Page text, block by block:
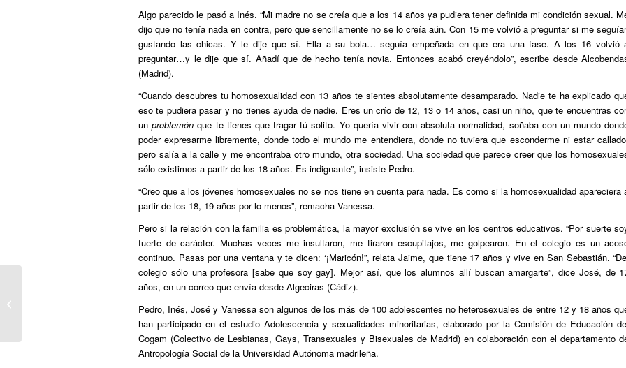
Algo parecido le pasó a Inés. “Mi madre no se creía que a los 14 años ya pudiera tener definida mi condición sexual.
dijo que no tenía nada en contra, pero que sencillamente no se lo creía aún. Con 15 me volvió a preguntar si me
gustando las chicas. Y le dije que sí. Ella a su bola… seguía empeñada en que era una fase. A los 16 volvió
preguntar…y le dije que sí. Añadí que de hecho tenía novia. Entonces acabó creyéndolo”, escribe desde
(Madrid).
“Cuando descubres tu homosexualidad con 13 años te sientes absolutamente desamparado. Nadie te ha explicado
eso te pudiera pasar y no tienes ayuda de nadie. Eres un crío de 12, 13 o 14 años, casi un niño, que te encuentras
unproblemón que te tienes que tragar tú solito. Yo quería vivir con absoluta normalidad, soñaba con un mundo
poder expresarme libremente, donde todo el mundo me entendiera, donde no tuviera que esconderme ni estar
pero salía a la calle y me encontraba otro mundo, otra sociedad. Una sociedad que parece creer que los
sólo existimos a partir de los 18 años. Es indignante”, insiste Pedro.
“Creo que a los jóvenes homosexuales no se nos tiene en cuenta para nada. Es como si la homosexualidad apareciera
partir de los 18, 19 años por lo menos”, remacha Vanessa.
Pero si la relación con la familia es problemática, la mayor exclusión se vive en los centros educativos. “Por suerte
fuerte de carácter. Muchas veces me insultaron, me tiraron escupitajos, me golpearon. En el colegio es un
continuo. Pasas por una ventana y te dicen: ‘¡Maricón!”, relata Jaime, que tiene 17 años y vive en San Sebastián.
colegio sólo una profesora [sabe que soy gay]. Mejor así, que los alumnos allí buscan amargarte”, dice José, de
años, en un correo que envía desde Algeciras (Cádiz).
Pedro, Inés, José y Vanessa son algunos de los más de 100 adolescentes no heterosexuales de entre 12 y 18 años
han participado en el estudio Adolescencia y sexualidades minoritarias, elaborado por la Comisión de Educación
Cogam (Colectivo de Lesbianas, Gays, Transexuales y Bisexuales de Madrid) en colaboración con el departamento
Antropología Social de la Universidad Autónoma madrileña.